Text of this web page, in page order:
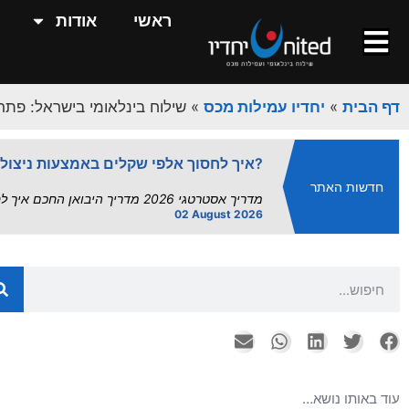
ראשי אודות
דף הבית » יחדיו עמילות מכס » שילוח בינלאומי בישראל:
חדשות האתר
השפעת פרויקט "הנמלים היבשתיים"
השפעת הנמלים היבשתיים על שרשרת האספקה | UnitedXP השפעת פרויקט "הנמלים היבשתיים" על שרשרת...
13 July 2026
02 August 2026
איך לחסוך אלפי שקלים באמצעות ניצול הסכמי סחר?
מדריך אסטרטגי 2026 מדריך היבואן החכם איך לחסוך אלפי שקלים באמצעות ניצול הסכמי סחר – עם UnitedXP ישראל...
02 August 2026
הסחר הישראלי בצל המלחמה: רפורמות
שירותי אחסנה ואריזה - המדריך המלא
עורך ראשי יולי 26, 2026 אחסנה לוגיסטית,...
עוד באותו נושא…